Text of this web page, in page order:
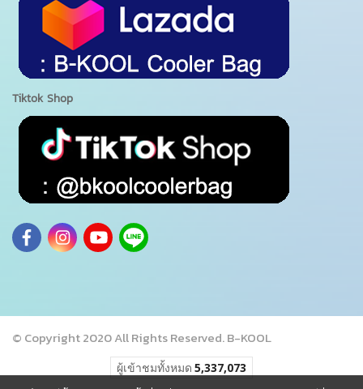
Tiktok Shop
© Copyright 2020 All Rights Reserved. B-KOOL
ผู้เข้าชมวันนี้ 462